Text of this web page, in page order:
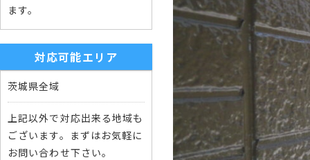
ます。
対応可能エリア
茨城県全域
上記以外で対応出来る地域も
ございます。まずはお気軽に
お問い合わせ下さい。